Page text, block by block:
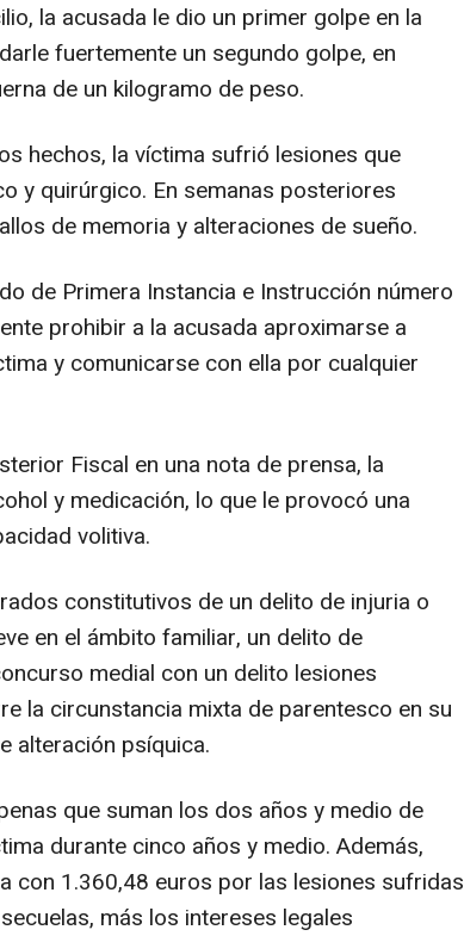
la acusada le dio un primer golpe en la
fuertemente un segundo golpe, en
de un kilogramo de peso.
hechos, la víctima sufrió lesiones que
y quirúrgico. En semanas posteriores
de memoria y alteraciones de sueño.
de Primera Instancia e Instrucción número
prohibir a la acusada aproximarse a
y comunicarse con ella por cualquier
Fiscal en una nota de prensa, la
y medicación, lo que le provocó una
volitiva.
constitutivos de un delito de injuria o
en el ámbito familiar, un delito de
medial con un delito lesiones
la circunstancia mixta de parentesco en su
alteración psíquica.
que suman los dos años y medio de
durante cinco años y medio. Además,
con 1.360,48 euros por las lesiones sufridas
más los intereses legales